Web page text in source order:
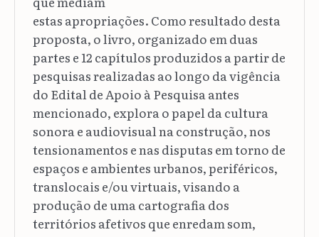
estas apropriações. Como resultado desta
proposta, o livro, organizado em duas
partes e 12 capítulos produzidos a partir de
pesquisas realizadas ao longo da vigência
do Edital de Apoio à Pesquisa antes
mencionado, explora o papel da cultura
sonora e audiovisual na construção, nos
tensionamentos e nas disputas em torno de
espaços e ambientes urbanos, periféricos,
translocais e/ou virtuais, visando a
produção de uma cartografia dos
territórios afetivos que enredam som,